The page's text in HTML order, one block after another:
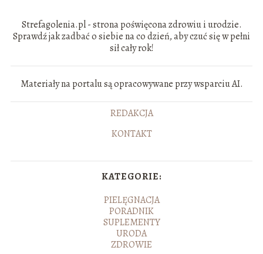
Strefagolenia.pl - strona poświęcona zdrowiu i urodzie.
Sprawdź jak zadbać o siebie na co dzień, aby czuć się w pełni
sił cały rok!
Materiały na portalu są opracowywane przy wsparciu AI.
REDAKCJA
KONTAKT
KATEGORIE:
PIELĘGNACJA
PORADNIK
SUPLEMENTY
URODA
ZDROWIE